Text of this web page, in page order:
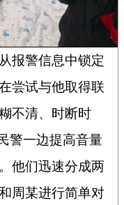
报警信息中锁定
尝试与他取得联
不清、时断时
警一边提高音量
他们迅速分成两
周某进行简单对